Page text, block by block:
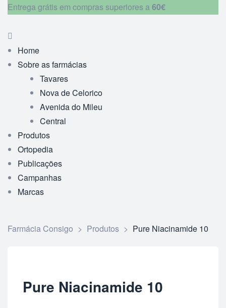
Entrega grátis em compras superiores a60€
Home
Sobre as farmácias
Tavares
Nova de Celorico
Avenida do Mileu
Central
Produtos
Ortopedia
Publicações
Campanhas
Marcas
Farmácia Consigo > Produtos > Pure Niacinamide 10
Pure Niacinamide 10